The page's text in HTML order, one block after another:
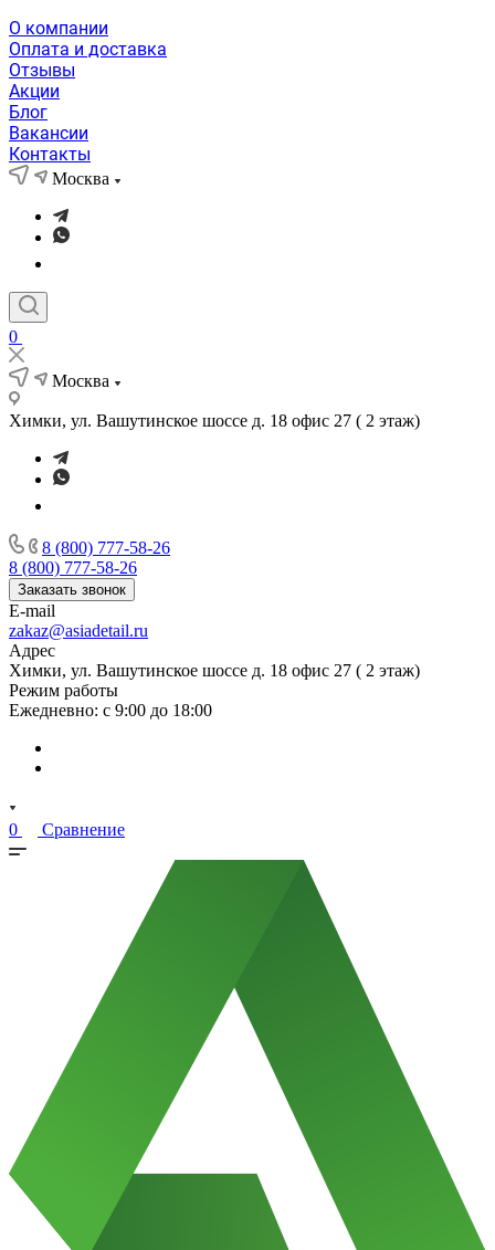
О компании
Оплата и доставка
Отзывы
Акции
Блог
Вакансии
Контакты
Москва
0
Москва
Химки, ул. Вашутинское шоссе д. 18 офис 27 ( 2 этаж)
8 (800) 777-58-26
8 (800) 777-58-26
Заказать звонок
E-mail
zakaz@asiadetail.ru
Адрес
Химки, ул. Вашутинское шоссе д. 18 офис 27 ( 2 этаж)
Режим работы
Ежедневно: с 9:00 до 18:00
0 Сравнение